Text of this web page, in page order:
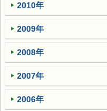
2010年
2009年
2008年
2007年
2006年